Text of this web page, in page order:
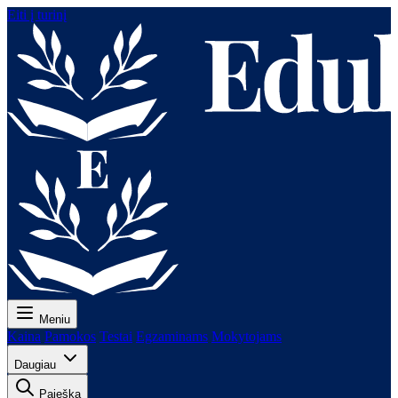
Eiti į turinį
Meniu
Kaina Pamokos Testai Egzaminams Mokytojams
Daugiau
Paieška